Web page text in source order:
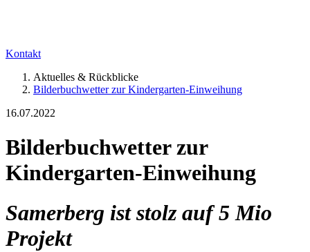
Kontakt
Aktuelles & Rückblicke
Bilderbuchwetter zur Kindergarten-Einweihung
16.07.2022
Bilderbuchwetter zur
Kindergarten-Einweihung
Samerberg ist stolz auf 5 Mio
Projekt